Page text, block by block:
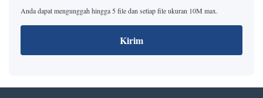
Anda dapat mengunggah hingga 5 file dan setiap file ukuran 10M max.
Kirim